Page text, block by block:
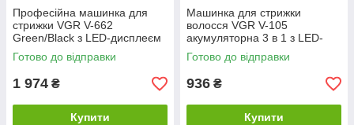
Професійна машинка для
стрижки VGR V-662
Green/Black з LED-дисплеєм
та Т-подібним ножем.
Готово до відправки
1 974 ₴
Купити
Машинка для стрижки
волосся VGR V-105
акумуляторна 3 в 1 з LED-
дисплеєм
Готово до відправки
936 ₴
Купити